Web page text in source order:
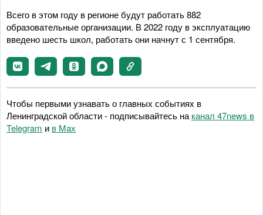
Всего в этом году в регионе будут работать 882
образовательные организации. В 2022 году в эксплуатацию
введено шесть школ, работать они начнут с 1 сентября.
Чтобы первыми узнавать о главных событиях в
Ленинградской области - подписывайтесь на канал 47news в
Telegram и в Maх